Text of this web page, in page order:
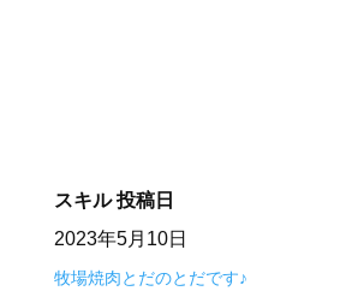
スキル 投稿日
2023年5月10日
牧場焼肉とだのとだです♪